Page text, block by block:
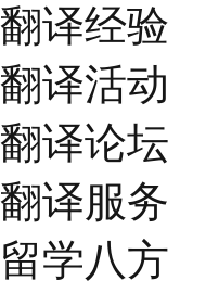
翻译经验
翻译活动
翻译论坛
翻译服务
留学八方